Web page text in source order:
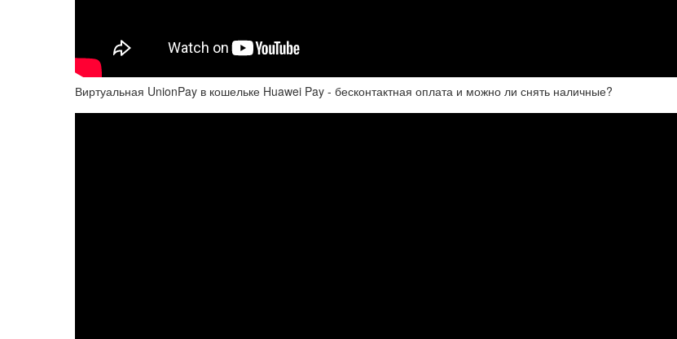
Виртуальная UnionPay в кошельке Huawei Pay - бесконтактная оплата и можно ли снять наличные?